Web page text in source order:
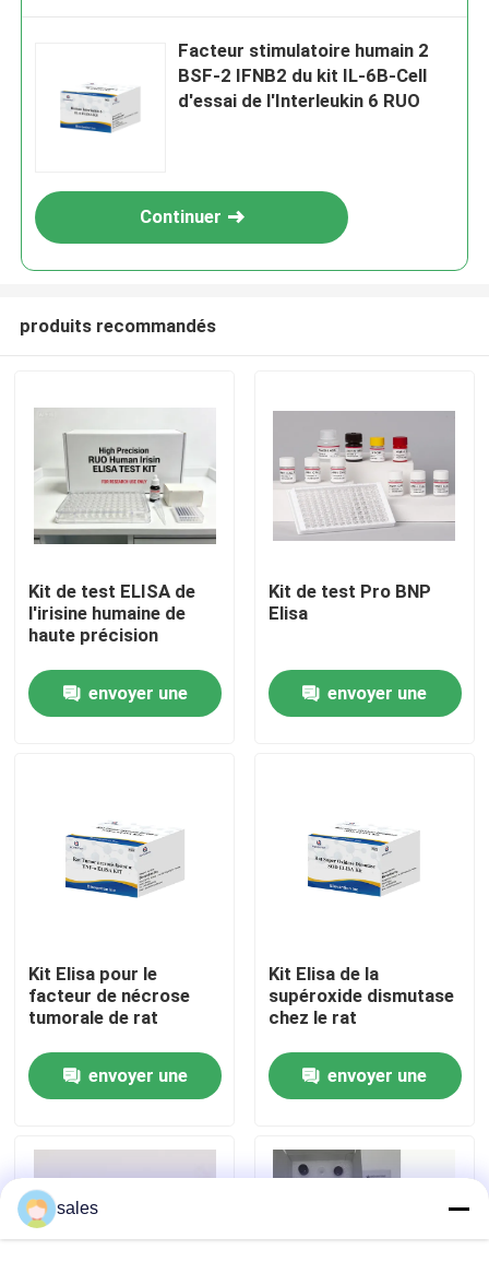
Maison
Produits
Visite de l'usine
Contrôle qualité
Contactez-nous
VR Show
Facteur stimulatoire humain 2
BSF-2 IFNB2 du kit IL-6B-Cell
d'essai de l'Interleukin 6 RUO
Continuer
produits recommandés
Kit de test ELISA de
l'irisine humaine de
haute précision
envoyer une
Kit de test Pro BNP
Elisa
envoyer une
Kit Elisa pour le
facteur de nécrose
tumorale de rat
envoyer une
Kit Elisa de la
supéroxide dismutase
chez le rat
envoyer une
sales